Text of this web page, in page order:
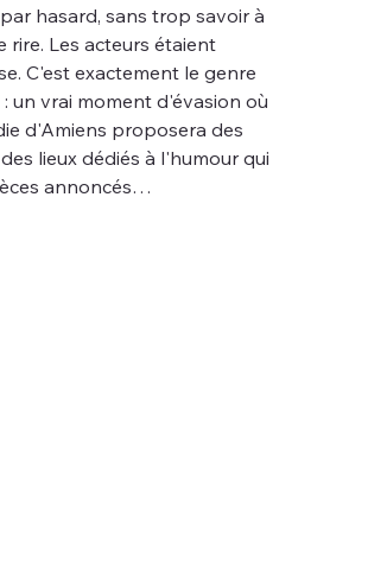
hasard, sans trop savoir à
rire. Les acteurs étaient
C'est exactement le genre
un vrai moment d'évasion où
d'Amiens proposera des
lieux dédiés à l'humour qui
annoncés…